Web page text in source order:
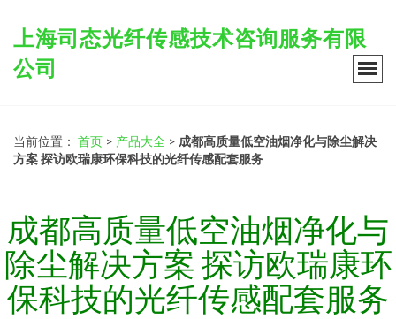
上海司态光纤传感技术咨询服务有限
公司
当前位置： 首页 > 产品大全 > 成都高质量低空油烟净化与除尘解决
方案 探访欧瑞康环保科技的光纤传感配套服务
成都高质量低空油烟净化与
除尘解决方案 探访欧瑞康环
保科技的光纤传感配套服务